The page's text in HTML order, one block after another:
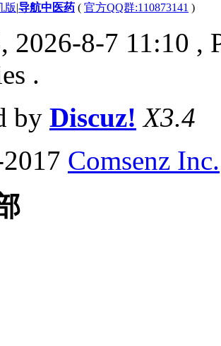
版|导航中医药 ( 官方QQ群:110873141 )
2026-8-7 11:10 ,
.
by Discuz! X3.4
Comsenz Inc.